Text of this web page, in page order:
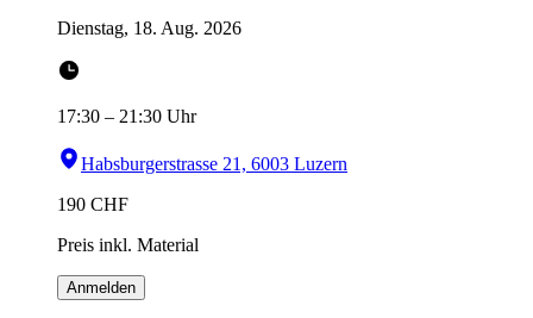
Dienstag, 18. Aug. 2026
17:30 – 21:30 Uhr
Habsburgerstrasse 21, 6003 Luzern
190 CHF
Preis inkl. Material
Anmelden